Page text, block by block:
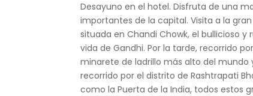
Desayuno en el hotel. Disfruta de una
importantes de la capital. Visita a la
situada en Chandi Chowk, el bullicioso
vida de Gandhi. Por la tarde, recorrido
minarete de ladrillo más alto del
recorrido por el distrito de Rashtrapati
como la Puerta de la India, todos estos